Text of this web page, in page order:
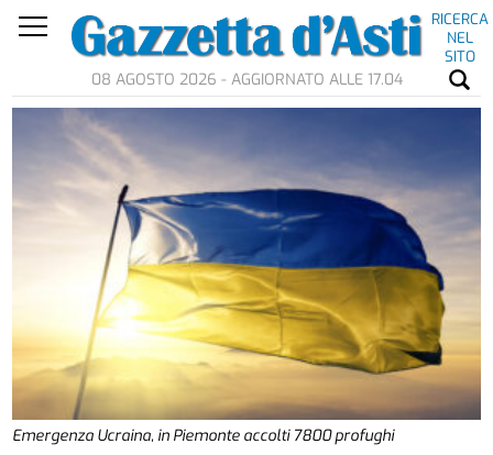
RICERCA
NEL
SITO
08 AGOSTO 2026 - AGGIORNATO ALLE 17.04
Emergenza Ucraina, in Piemonte accolti 7800 profughi